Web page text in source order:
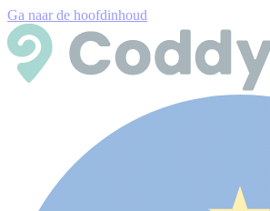
Ga naar de hoofdinhoud